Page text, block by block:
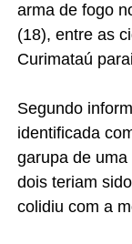
arma de fogo
(18), entre as
Curimataú
Segundo
identificada
garupa de
dois teriam
colidiu com a